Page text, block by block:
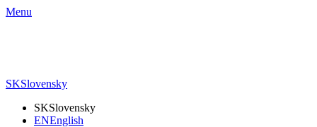
Menu
SKSlovensky
SKSlovensky
ENEnglish